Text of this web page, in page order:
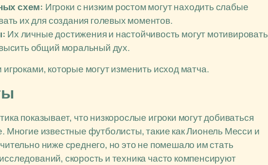
схем: Игроки с низким ростом могут находить слабые
их для создания голевых моментов.
Их личные достижения и настойчивость могут мотивировать
общий моральный дух.
которые могут изменить исход матча.
показывает, что низкорослые игроки могут добиваться
Многие известные футболисты, такие как Лионель Месси и
ниже среднего, но это не помешало им стать
скорость и техника часто компенсируют